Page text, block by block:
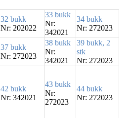
32 bukk
Nr: 202022
33 bukk
Nr:
342021
34 bukk
Nr: 272023
37 bukk
Nr: 272023
38 bukk
Nr:
342021
39 bukk, 2
stk
Nr: 272023
42 bukk
Nr: 342021
43 bukk
Nr:
272023
44 bukk
Nr: 272023